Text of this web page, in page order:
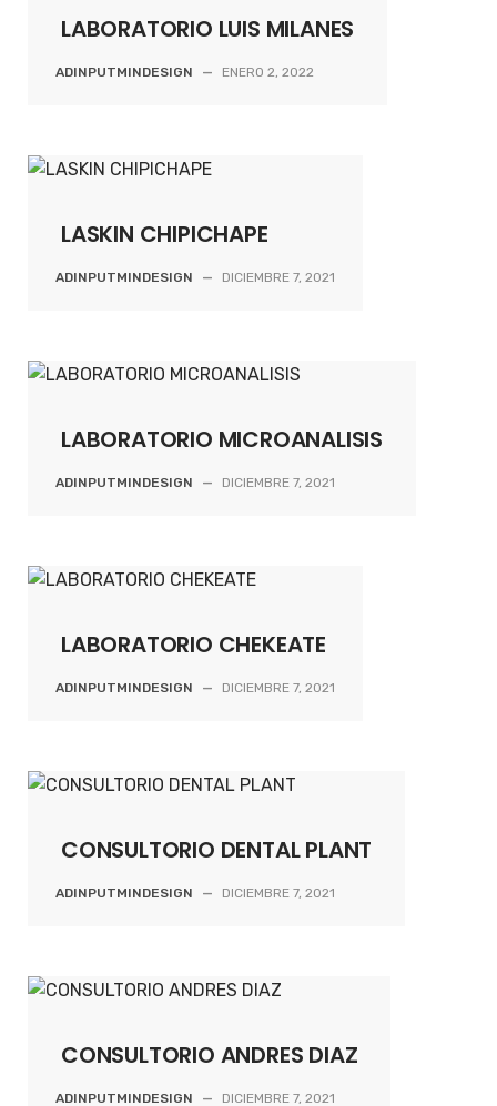
LABORATORIO LUIS MILANES
ADINPUTMINDESIGN — ENERO 2, 2022
LASKIN CHIPICHAPE
ADINPUTMINDESIGN — DICIEMBRE 7, 2021
LABORATORIO MICROANALISIS
ADINPUTMINDESIGN — DICIEMBRE 7, 2021
LABORATORIO CHEKEATE
ADINPUTMINDESIGN — DICIEMBRE 7, 2021
CONSULTORIO DENTAL PLANT
ADINPUTMINDESIGN — DICIEMBRE 7, 2021
CONSULTORIO ANDRES DIAZ
ADINPUTMINDESIGN — DICIEMBRE 7, 2021